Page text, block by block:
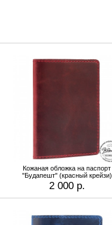
Кожаная обложка на паспорт
"Будапешт" (красный крейзи)
2 000 р.